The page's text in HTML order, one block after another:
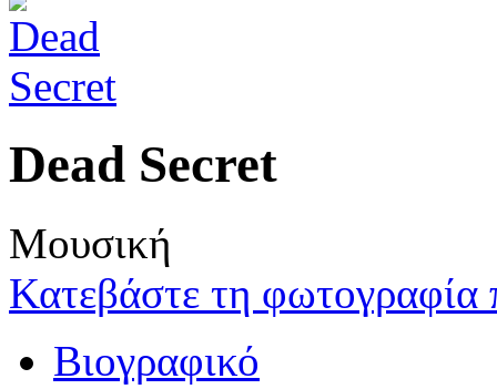
Dead Secret
Μουσική
Κατεβάστε τη φωτογραφία
Βιογραφικό